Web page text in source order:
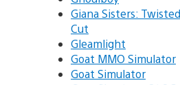
Giana Sisters:
Cut
Gleamlight
Goat MMO Simulator
Goat Simulator